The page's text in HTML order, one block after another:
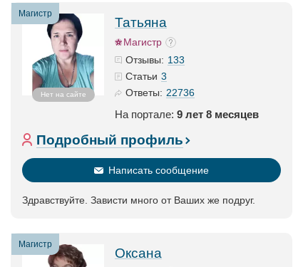
Магистр
Нет на сайте
Татьяна
Магистр
Отзывы: 133
Статьи 3
Ответы: 22736
На портале: 9 лет 8 месяцев
Подробный профиль
Написать сообщение
Здравствуйте. Зависти много от Ваших же подруг.
Магистр
Оксана